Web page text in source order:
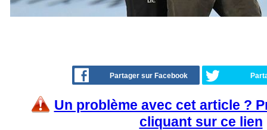
Partager sur Facebook
Un problème avec cet article ?
cliquant sur ce lien